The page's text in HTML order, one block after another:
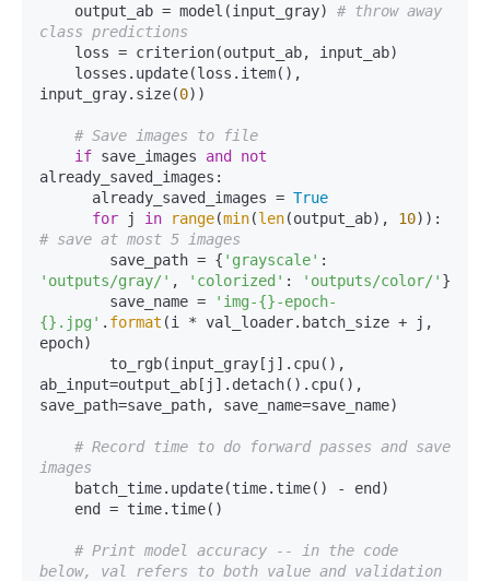
    output_ab = model(input_gray)
# throw away
class predictions
input_gray.size(0))
# Save images to file
if save_images and
not
already_saved_images:
      already_saved_images =
True
for j in range(min(len(output_ab), 10
# save at most 5 images
        save_path = {
'grayscale'
'outputs/gray/' , 'colorized' : 'outputs/color/' }
        save_name =
'img-{}-epoch-
{}.jpg' . format (i * val_loader.batch_size + j,
epoch)
ab_input=output_ab[j].detach().cpu(),
save_path=save_path, save_name=save_name)
# Record time to do forward passes and save
images
# Print model accuracy -- in the code
below, val refers to both value and validation